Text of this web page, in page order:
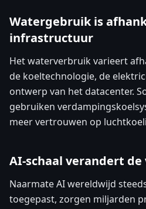
Watergebruik is
infrastructuur
Het waterverbruik varieert
de koeltechnologie, de
ontwerp van het datacenter.
gebruiken
meer vertrouwen op
AI-schaal verandert
Naarmate AI wereldwijd
toegepast, zorgen miljarden